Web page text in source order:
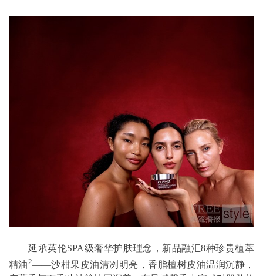
延承英伦SPA级奢华护肤理念，新品融汇8种珍贵植萃
精油2——沙柑果皮油清冽明亮，香脂檀树皮油温润沉静，